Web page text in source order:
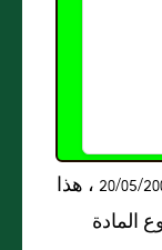
* : عدد المشاهدات و التنزيل منذ 20/05/2007 ، هذا
المادة